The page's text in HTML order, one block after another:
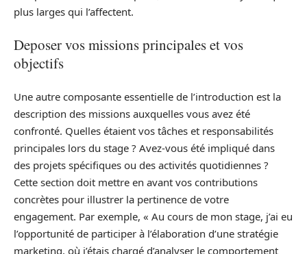
plus larges qui l’affectent.
Deposer vos missions principales et vos
objectifs
Une autre composante essentielle de l’introduction est la
description des missions auxquelles vous avez été
confronté. Quelles étaient vos tâches et responsabilités
principales lors du stage ? Avez-vous été impliqué dans
des projets spécifiques ou des activités quotidiennes ?
Cette section doit mettre en avant vos contributions
concrètes pour illustrer la pertinence de votre
engagement. Par exemple, « Au cours de mon stage, j’ai eu
l’opportunité de participer à l’élaboration d’une stratégie
marketing, où j’étais chargé d’analyser le comportement